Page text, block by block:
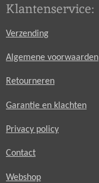
Klantenservice:
Verzending
Algemene voorwaarden
Retourneren
Garantie en klachten
Privacy policy
Contact
Webshop